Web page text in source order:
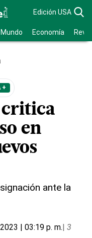
Edición USA
Mundo Economía
+
critica
en
ante la
| 03:19 p. m.| 3